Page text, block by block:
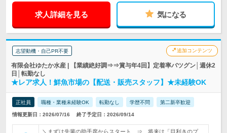
求人詳細を見る 気になる
志望動機・自己PR不要 追加コンテンツ
有限会社ゆたか水産 | 【業績絶好調⇒⇒賞与年4回】定着率バツグン│週休2
日│転勤なし
★レア求人！鮮魚市場の【配送・販売スタッフ】★未経験OK
正社員 職種・業種未経験OK 転勤なし 学歴不問 第二新卒歓迎
情報更新日：2026/07/16 終了予定日：2026/09/14
＼まずは先輩の助手席からスタート ⇒ 将来は「目利きのプ